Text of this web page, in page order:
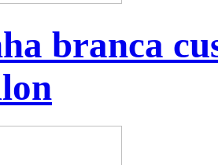
branca